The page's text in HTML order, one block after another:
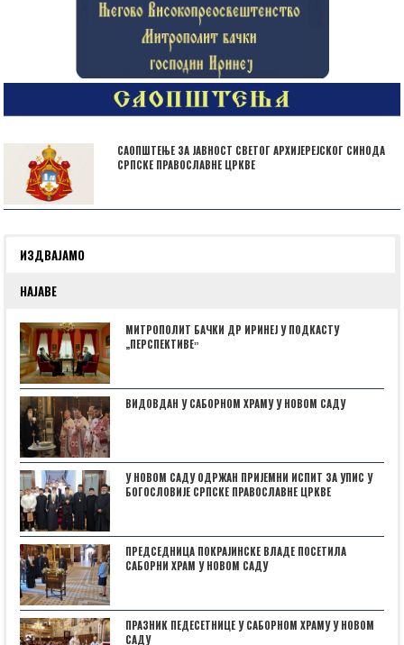
САОПШТЕЊЕ ЗА ЈАВНОСТ СВЕТОГ АРХИЈЕРЕЈСКОГ СИНОДА
СРПСКЕ ПРАВОСЛАВНЕ ЦРКВЕ
ИЗДВАЈАМО
НАЈАВЕ
МИТРОПОЛИТ БАЧКИ ДР ИРИНЕЈ У ПОДКАСТУ
„ПЕРСПЕКТИВЕˮ
ВИДОВДАН У САБОРНОМ ХРАМУ У НОВОМ САДУ
У НОВОМ САДУ ОДРЖАН ПРИЈЕМНИ ИСПИТ ЗА УПИС У
БОГОСЛОВИЈЕ СРПСКЕ ПРАВОСЛАВНЕ ЦРКВЕ
ПРЕДСЕДНИЦА ПОКРАЈИНСКЕ ВЛАДЕ ПОСЕТИЛА
САБОРНИ ХРАМ У НОВОМ САДУ
ПРАЗНИК ПЕДЕСЕТНИЦЕ У САБОРНОМ ХРАМУ У НОВОМ
САДУ